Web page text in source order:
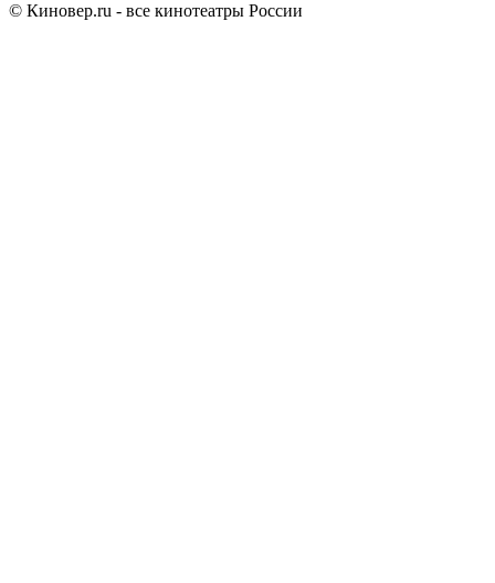
© Киновер.ru - все кинотеатры России